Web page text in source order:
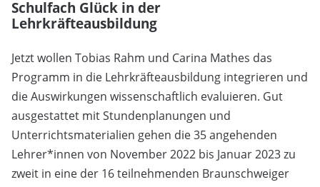
Schulfach Glück in der
Lehrkräfteausbildung
Jetzt wollen Tobias Rahm und Carina Mathes das
Programm in die Lehrkräfteausbildung integrieren und
die Auswirkungen wissenschaftlich evaluieren. Gut
ausgestattet mit Stundenplanungen und
Unterrichtsmaterialien gehen die 35 angehenden
Lehrer*innen von November 2022 bis Januar 2023 zu
zweit in eine der 16 teilnehmenden Braunschweiger